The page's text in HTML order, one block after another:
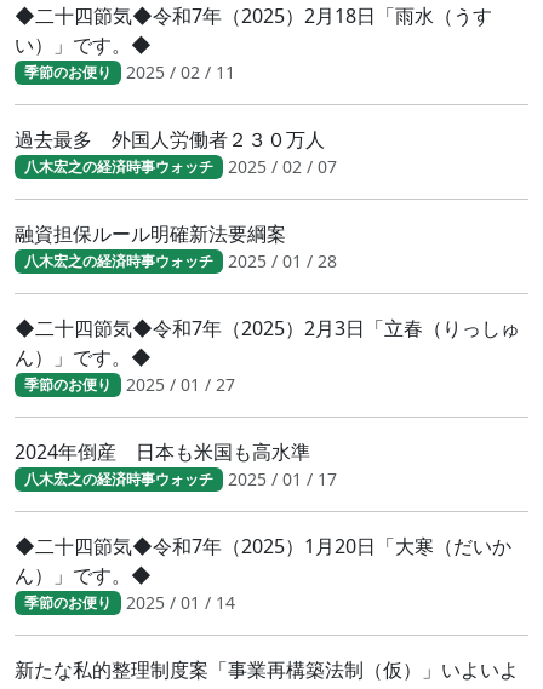
◆二十四節気◆令和7年（2025）2月18日「雨水（うす
い）」です。◆
季節のお便り 2025 / 02 / 11
過去最多 外国人労働者２３０万人
八木宏之の経済時事ウォッチ 2025 / 02 / 07
融資担保ルール明確新法要綱案
八木宏之の経済時事ウォッチ 2025 / 01 / 28
◆二十四節気◆令和7年（2025）2月3日「立春（りっしゅ
ん）」です。◆
季節のお便り 2025 / 01 / 27
2024年倒産 日本も米国も高水準
八木宏之の経済時事ウォッチ 2025 / 01 / 17
◆二十四節気◆令和7年（2025）1月20日「大寒（だいか
ん）」です。◆
季節のお便り 2025 / 01 / 14
新たな私的整理制度案「事業再構築法制（仮）」いよいよ